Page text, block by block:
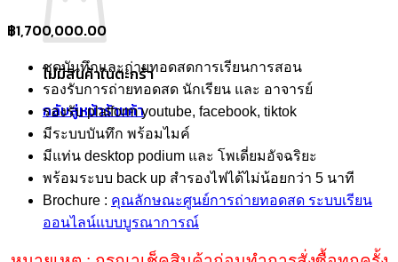
ไม่มีสินค้าในตะกร้า
กลับสู่หน้าร้านค้า
฿1,700,000.00
ชุดบันทึกและถ่ายทอดสดการเรียนการสอน
รองรับการถ่ายทอดสด นักเรียน และ อาจารย์
รองรับ platform youtube, facebook, tiktok
มีระบบบันทึก พร้อมไมค์
มีแท่น desktop podium และ โพเดี่ยมอัจฉริยะ
พร้อมระบบ back up สำรองไฟได้ไม่น้อยกว่า 5 นาที
Brochure : คุณลักษณะศูนย์การถ่ายทอดสด ระบบเรียน
ออนไลน์แบบบูรณาการณ์